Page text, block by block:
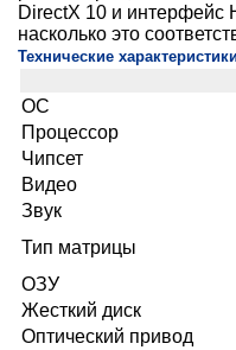
DirectX 10 и интерфейс
насколько это
Технические
ОС
Процессор
Чипсет
Видео
Звук
Тип матрицы
ОЗУ
Жесткий диск
Оптический привод